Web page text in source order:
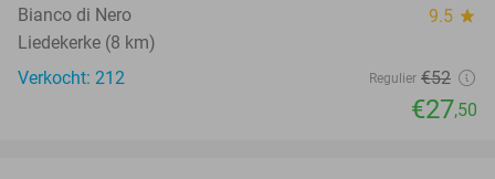
Bianco di Nero 9.5 star
Liedekerke (8 km)
Verkocht: 212
Regulier €52
€27,50